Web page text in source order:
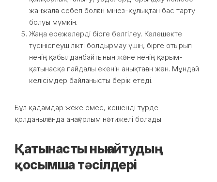
жанжалға себеп болған мінез-құлықтан бас тарту
болуы мүмкін.
Жаңа ережелерді бірге белгілеу. Келешекте
түсініспеушілікті болдырмау үшін, бірге отырып
ненің қабылданбайтынын және ненің қарым-
қатынасқа пайдалы екенін анықтаған жөн. Мұндай
келісімдер байланысты берік етеді.
Бұл қадамдар жеке емес, кешенді түрде
қолданылғанда анағұрлым нәтижелі болады.
Қатынасты нығайтудың
қосымша тәсілдері